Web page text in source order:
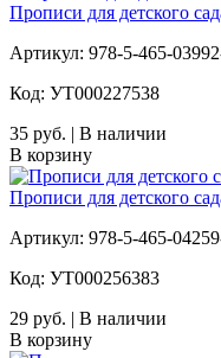
Прописи для детского
Артикул: 978-5-465-
Код: УТ000227538
35 руб. | В наличии
В корзину
Прописи для детского
Артикул: 978-5-465-
Код: УТ000256383
29 руб. | В наличии
В корзину